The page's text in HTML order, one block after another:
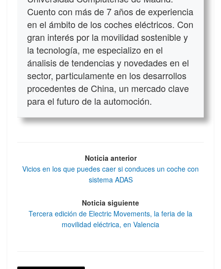
Cuento con más de 7 años de experiencia
en el ámbito de los coches eléctricos. Con
gran interés por la movilidad sostenible y
la tecnología, me especializo en el
ánalisis de tendencias y novedades en el
sector, particulamente en los desarrollos
procedentes de China, un mercado clave
para el futuro de la automoción.
Noticia anterior
Vicios en los que puedes caer si conduces un coche con
sistema ADAS
Noticia siguiente
Tercera edición de Electric Movements, la feria de la
movilidad eléctrica, en Valencia